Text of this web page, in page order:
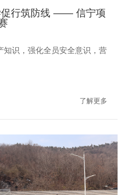
促行筑防线 —— 信宁项
知识，强化全员安全意识，营
了解更多